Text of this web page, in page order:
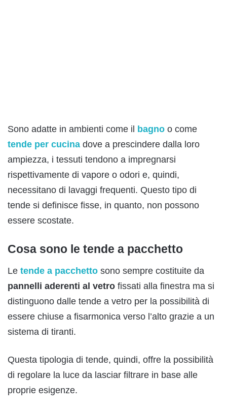
Sono adatte in ambienti come il bagno o come
tende per cucina dove a prescindere dalla loro
ampiezza, i tessuti tendono a impregnarsi
rispettivamente di vapore o odori e, quindi,
necessitano di lavaggi frequenti. Questo tipo di
tende si definisce fisse, in quanto, non possono
essere scostate.
Cosa sono le tende a pacchetto
Le tende a pacchetto sono sempre costituite da
pannelli aderenti al vetro fissati alla finestra ma si
distinguono dalle tende a vetro per la possibilità di
essere chiuse a fisarmonica verso l’alto grazie a un
sistema di tiranti.
Questa tipologia di tende, quindi, offre la possibilità
di regolare la luce da lasciar filtrare in base alle
proprie esigenze.